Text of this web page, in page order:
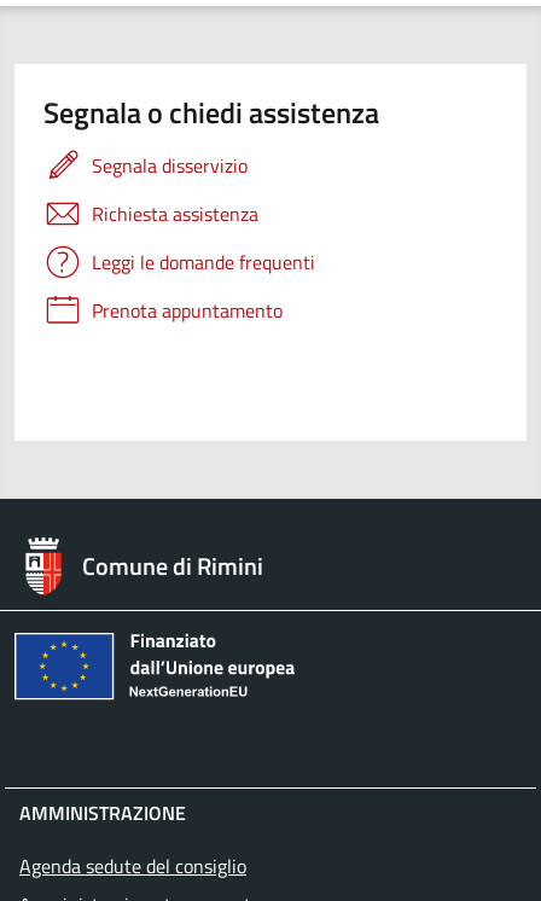
Segnala o chiedi assistenza
Segnala disservizio
Richiesta assistenza
Leggi le domande frequenti
Prenota appuntamento
Comune di Rimini
AMMINISTRAZIONE
Agenda sedute del consiglio